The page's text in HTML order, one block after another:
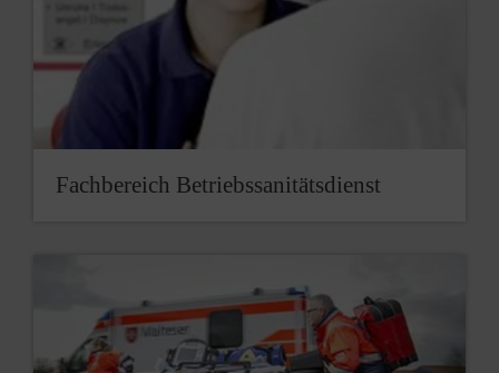
Fachbereich Betriebssanitätsdienst